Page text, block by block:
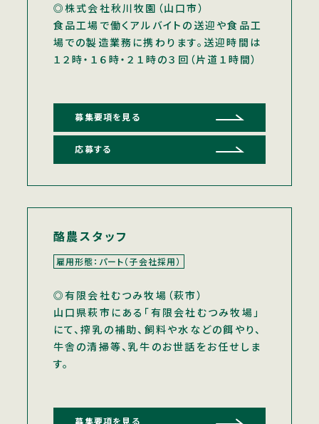
◎株式会社秋川牧園（山口市）
食品工場で働くアルバイトの送迎や食品工
場での製造業務に携わります。送迎時間は
１２時・１６時・２１時の３回（片道１時間）
募集要項を見る
応募する
酪農スタッフ
雇用形態：パート（子会社採用）
◎有限会社むつみ牧場（萩市）
山口県萩市にある「有限会社むつみ牧場」
にて、搾乳の補助、飼料や水などの餌やり、
牛舎の清掃等、乳牛のお世話をお任せしま
す。
募集要項を見る